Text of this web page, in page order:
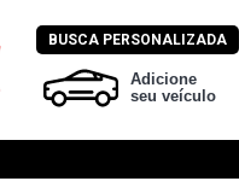
BUSCA PERSONALIZADA
Adicione
seu veículo